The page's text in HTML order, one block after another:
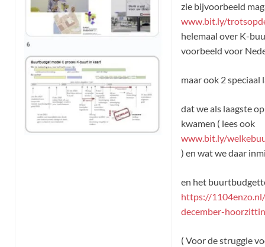
zie bijvoorbeeld
www.bit.ly/
helemaal over K-
voorbeeld voor
maar ook 2
dat we als laagste
kwamen ( lees ook
www.bit.ly/
) en wat we daar
en het
https://
december-
( Voor de struggle